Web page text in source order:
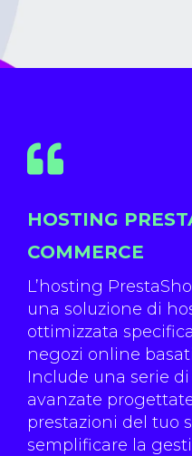
HOSTING
COMMERCE
L’hosting
una soluzione di
ottimizzata
negozi online
Include una serie
avanzate
prestazioni del tuo
semplificare la